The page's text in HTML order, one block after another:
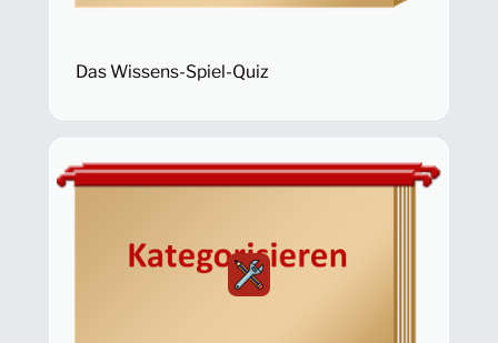
Das Wissens-Spiel-Quiz